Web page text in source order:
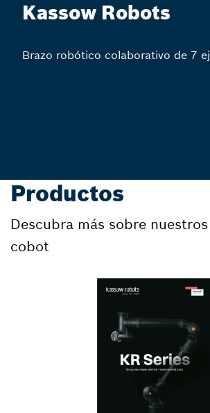
Kassow Robots
Brazo robótico colaborativo de 7
Productos
Descubra más sobre
cobot